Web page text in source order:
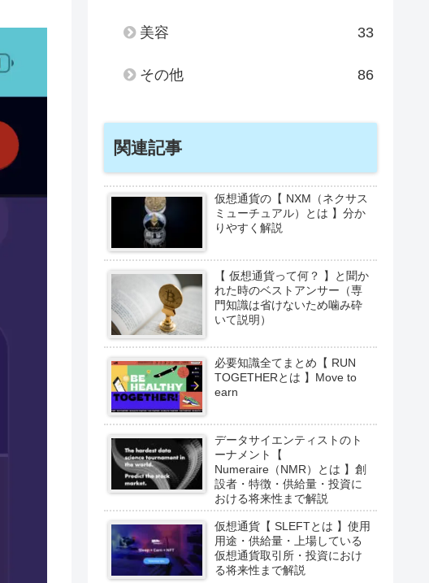
美容 33
その他 86
関連記事
仮想通貨の【 NXM（ネクサス
ミューチュアル）とは 】分か
りやすく解説
【 仮想通貨って何？ 】と聞か
れた時のベストアンサー（専
門知識は省けないため噛み砕
いて説明）
必要知識全てまとめ【 RUN
TOGETHERとは 】Move to
earn
データサイエンティストのト
ーナメント【
Numeraire（NMR）とは 】創
設者・特徴・供給量・投資に
おける将来性まで解説
仮想通貨【 SLEFTとは 】使用
用途・供給量・上場している
仮想通貨取引所・投資におけ
る将来性まで解説